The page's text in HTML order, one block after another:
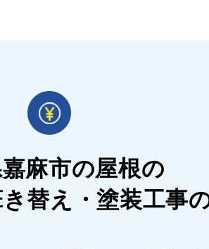
麻市の屋根の
替え・塗装工事